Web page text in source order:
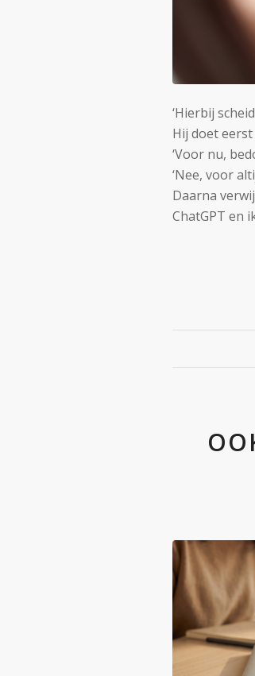
‘Hierbij
Hij doet
‘Voor nu,
‘Nee, voor
Daarna
ChatGPT en